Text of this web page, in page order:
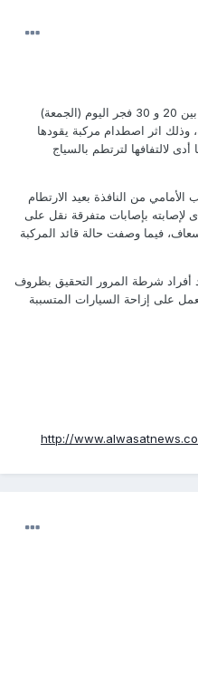
أصيب ثلاثة بحرينيين تتراوح أعمارهم ما بين 20 و 30 فجر اليوم (الجمعة)
وذلك اثر اصطدام مركبة يقودها
لالتفافها لترتطم بالسياج
من النافذة بعيد الارتطام
لإصابته بإصابات متفرقة نقل على
فيما وصفت حالة قائد المركبة
أفراد شرطة المرور التحقيق بظروف
على إزاحة السيارات المتسببة
http://